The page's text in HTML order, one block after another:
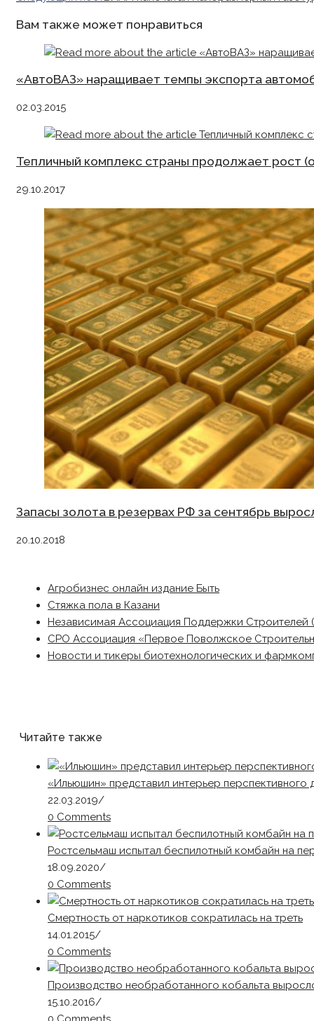
Вам также может понравиться
«АвтоВАЗ» наращивает темпы экспорта
02.03.2015
Тепличный комплекс страны продолжает рост
29.10.2017
Запасы золота в резервах РФ за сентябрь
20.10.2018
Агробизнес онлайн издание Быть
Стяжка пола в Казани
Независимая Ассоциация Поддержки Строителей
СРО Ассоциация «Первое Поволжское
Новости и тикеры биотехнологических и
Читайте также
«Ильюшин» представил интерьер
22.03.2019/
0 Comments
Ростсельмаш испытал беспилотный комбайн на
18.09.2020/
0 Comments
Смертность от наркотиков сократилась на треть
14.01.2015/
0 Comments
Производство необработанного кобальта
15.10.2016/